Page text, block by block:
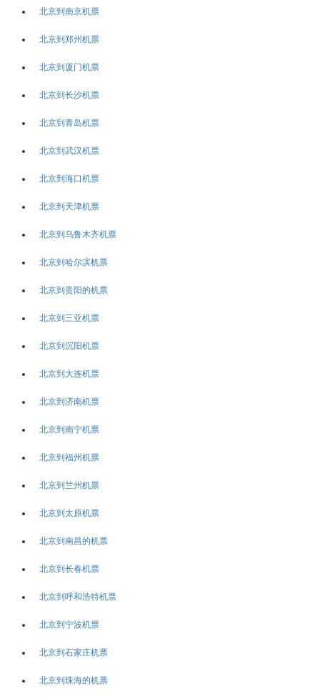
北京到南京机票
北京到郑州机票
北京到厦门机票
北京到长沙机票
北京到青岛机票
北京到武汉机票
北京到海口机票
北京到天津机票
北京到乌鲁木齐机票
北京到哈尔滨机票
北京到贵阳的机票
北京到三亚机票
北京到沉阳机票
北京到大连机票
北京到济南机票
北京到南宁机票
北京到福州机票
北京到兰州机票
北京到太原机票
北京到南昌的机票
北京到长春机票
北京到呼和浩特机票
北京到宁波机票
北京到石家庄机票
北京到珠海的机票